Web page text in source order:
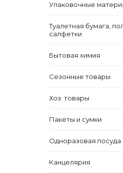
Упаковочные
Туалетная бумага,
салфетки
Бытовая химия
Сезонные товары
Хоз. товары
Пакеты и сумки
Одноразовая посуда
Канцелярия